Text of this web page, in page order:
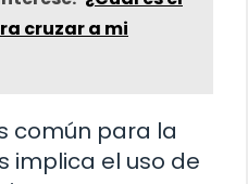
cruzar a mi
común para la
implica el uso de